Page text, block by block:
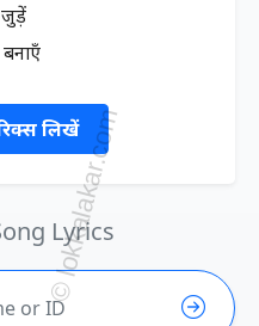
जुड़ें
लिखें
Lyrics